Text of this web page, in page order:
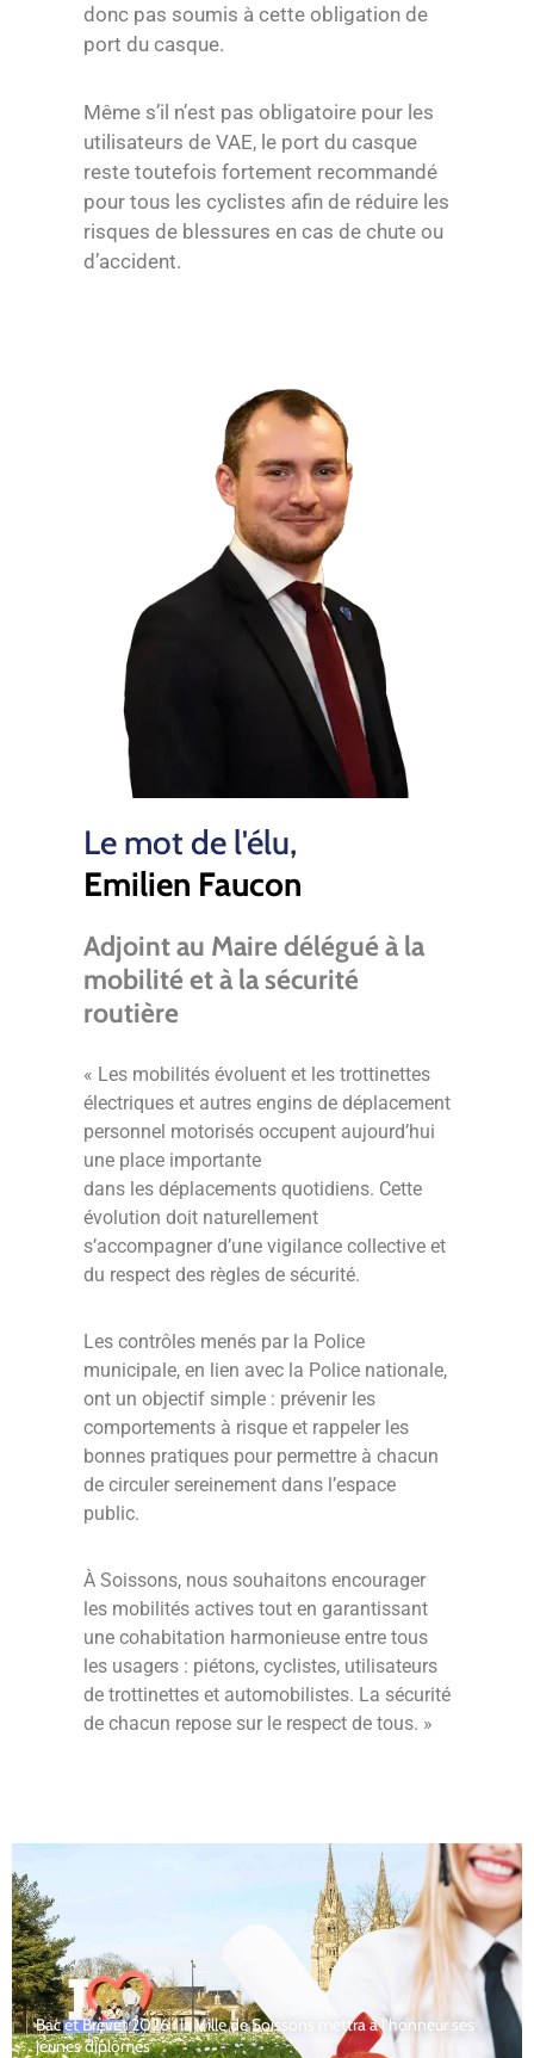
donc pas soumis à cette obligation de
port du casque.
Même s’il n’est pas obligatoire pour les
utilisateurs de VAE, le port du casque
reste toutefois fortement recommandé
pour tous les cyclistes afin de réduire les
risques de blessures en cas de chute ou
d’accident.
Le mot de l'élu,
Emilien Faucon
Adjoint au Maire délégué à la
mobilité et à la sécurité
routière
« Les mobilités évoluent et les trottinettes
électriques et autres engins de déplacement
personnel motorisés occupent aujourd’hui
une place importante
dans les déplacements quotidiens. Cette
évolution doit naturellement
s’accompagner d’une vigilance collective et
du respect des règles de sécurité.
Les contrôles menés par la Police
municipale, en lien avec la Police nationale,
ont un objectif simple : prévenir les
comportements à risque et rappeler les
bonnes pratiques pour permettre à chacun
de circuler sereinement dans l’espace
public.
À Soissons, nous souhaitons encourager
les mobilités actives tout en garantissant
une cohabitation harmonieuse entre tous
les usagers : piétons, cyclistes, utilisateurs
de trottinettes et automobilistes. La sécurité
de chacun repose sur le respect de tous. »
Bac et Brevet 2026 : la Ville de Soissons mettra à l’honneur ses
jeunes diplômés